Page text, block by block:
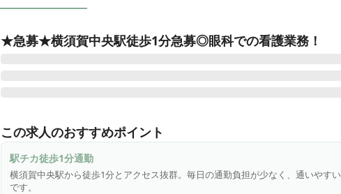
★急募★横須賀中央駅徒歩1分急募◎眼科での看護業務！
ます。
赤ちゃんからお年寄りまで、あらゆる疾患の相談に応じており良く聞き
に説明する診療を進めています。
この求人のおすすめポイント
駅チカ徒歩1分通勤
横須賀中央駅から徒歩1分とアクセス抜群。毎日の通勤負担が少なく、通いやす
です。